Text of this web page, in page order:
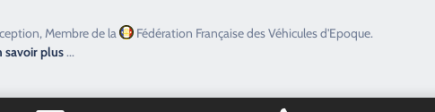
Membre de la
Fédération Française des Véhicules d'Epoque.
savoir plus...